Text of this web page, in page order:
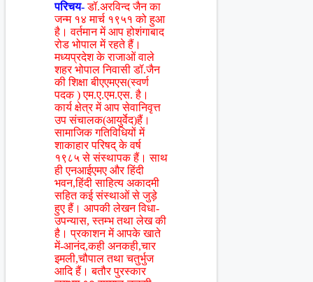
परिचय- डॉ.अरविन्द जैन का
जन्म १४ मार्च १९५१ को हुआ
है। वर्तमान में आप होशंगाबाद
रोड भोपाल में रहते हैं।
मध्यप्रदेश के राजाओं वाले
शहर भोपाल निवासी डॉ.जैन
की शिक्षा बीएएमएस(स्वर्ण
पदक ) एम.ए.एम.एस. है।
कार्य क्षेत्र में आप सेवानिवृत्त
उप संचालक(आयुर्वेद)हैं।
सामाजिक गतिविधियों में
शाकाहार परिषद् के वर्ष
१९८५ से संस्थापक हैं। साथ
ही एनआईएमए और हिंदी
भवन,हिंदी साहित्य अकादमी
सहित कई संस्थाओं से जुड़े
हुए हैं। आपकी लेखन विधा-
उपन्यास, स्तम्भ तथा लेख की
है। प्रकाशन में आपके खाते
में-आनंद,कही अनकही,चार
इमली,चौपाल तथा चतुर्भुज
आदि हैं। बतौर पुरस्कार